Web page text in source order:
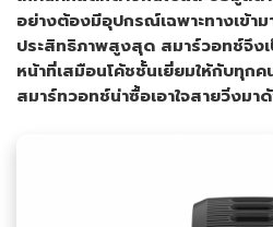
อย่างต้องมีอุปกรณ์เฉพาะทางเข้าม
ประสิทธิภาพสูงสุด สมาร์วอทช์จึง
หน้าที่เสมือนโค้ชชั้นเยี่ยมให้กับทุก
สมาร์ทวอทช์น่าซื้อเอาใจสายวิ่งมา